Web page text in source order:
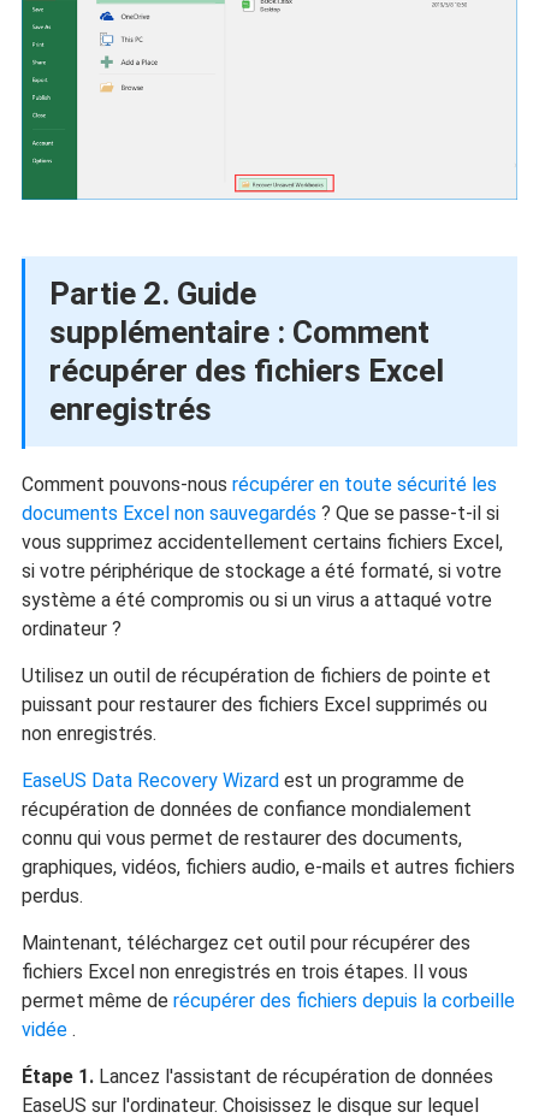
Partie 2. Guide
supplémentaire : Comment
récupérer des fichiers Excel
enregistrés
Comment pouvons-nous récupérer en toute sécurité les
documents Excel non sauvegardés ? Que se passe-t-il si
vous supprimez accidentellement certains fichiers Excel,
si votre périphérique de stockage a été formaté, si votre
système a été compromis ou si un virus a attaqué votre
ordinateur ?
Utilisez un outil de récupération de fichiers de pointe et
puissant pour restaurer des fichiers Excel supprimés ou
non enregistrés.
EaseUS Data Recovery Wizardest un programme de
récupération de données de confiance mondialement
connu qui vous permet de restaurer des documents,
graphiques, vidéos, fichiers audio, e-mails et autres fichiers
perdus.
Maintenant, téléchargez cet outil pour récupérer des
fichiers Excel non enregistrés en trois étapes. Il vous
permet même de récupérer des fichiers depuis la corbeille
vidée.
Étape 1.Lancez l'assistant de récupération de données
EaseUS sur l'ordinateur. Choisissez le disque sur lequel